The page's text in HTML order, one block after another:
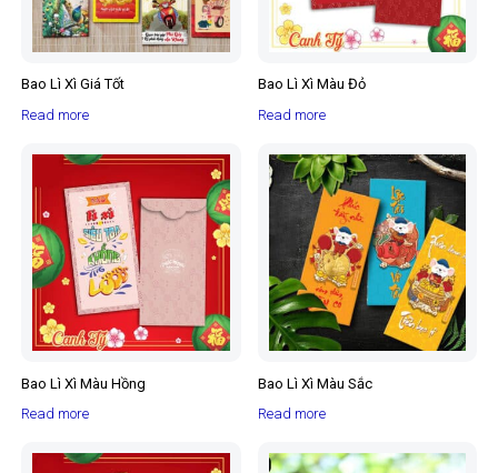
Bao Lì Xì Giá Tốt
Read more
Bao Lì Xì Màu Đỏ
Read more
Bao Lì Xì Màu Hồng
Read more
Bao Lì Xì Màu Sắc
Read more